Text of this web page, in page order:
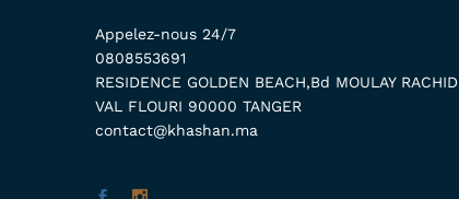
Appelez-nous 24/7
0808553691
RESIDENCE GOLDEN BEACH,Bd MOULAY RACHID
VAL FLOURI 90000 TANGER
contact@khashan.ma